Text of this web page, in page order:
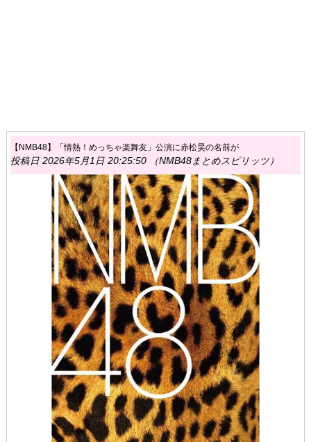
【NMB48】「情熱！めっちゃ楽舞友」公演に赤松昊の名前が
投稿日 2026年5月1日 20:25:50 （NMB48まとめスピリッツ）